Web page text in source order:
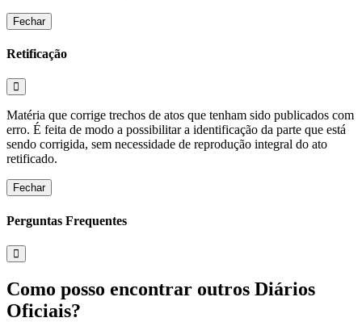
Fechar
Retificação
Matéria que corrige trechos de atos que tenham sido publicados com
erro. É feita de modo a possibilitar a identificação da parte que está
sendo corrigida, sem necessidade de reprodução integral do ato
retificado.
Fechar
Perguntas Frequentes
Como posso encontrar outros Diários
Oficiais?